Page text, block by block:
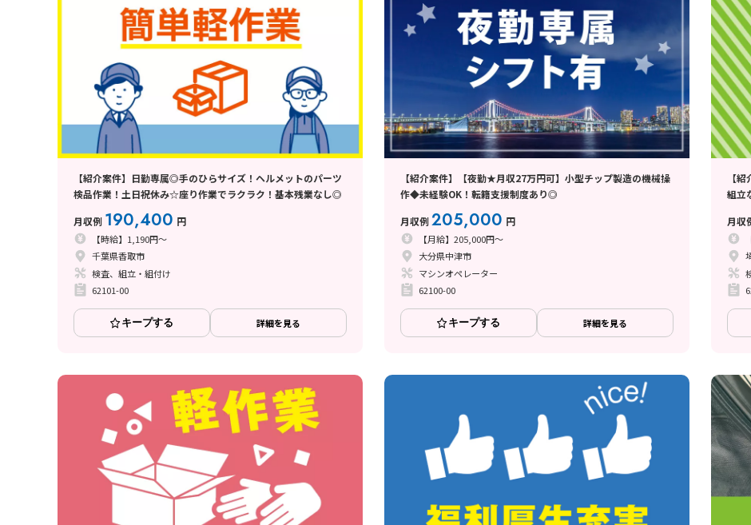
【紹介案件】日勤専属◎手のひらサイズ！ヘルメットのパーツ
検品作業！土日祝休み☆座り作業でラクラク！基本残業なし◎
月収例 190,400 円
【時給】1,190円～
千葉県香取市
検査、組立・組付け
62101-00
キープする 詳細を見る
【紹介案件】【夜勤★月収27万円可】小型チップ製造の機械操
作◆未経験OK！転籍支援制度あり◎
月収例205,000 円
【月給】205,000円～
大分県中津市
マシンオペレーター
62100-00
キープする 詳細を見る
【
組立
月収